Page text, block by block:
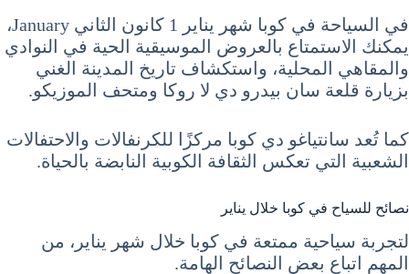
في السياحة في كوبا شهر يناير 1 كانون الثاني January،
يمكنك الاستمتاع بالعروض الموسيقية الحية في النوادي
والمقاهي المحلية، واستكشاف تاريخ المدينة الغني
بزيارة قلعة سان بيدرو دي لا روكا ومتحف الموزيكو.
كما تُعد سانتياغو دي كوبا مركزًا للكرنفالات والاحتفالات
الشعبية التي تعكس الثقافة الكوبية النابضة بالحياة.
نصائح للسياح في كوبا خلال يناير
لتجربة سياحية ممتعة في كوبا خلال شهر يناير، من
المهم اتباع بعض النصائح الهامة.